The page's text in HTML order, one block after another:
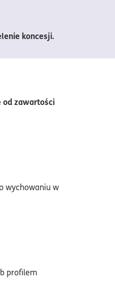
koncesji.
od zawartości
wychowaniu w
profilem